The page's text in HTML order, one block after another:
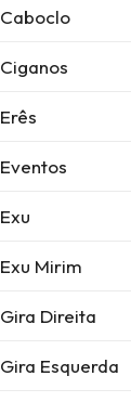
Caboclo
Ciganos
Erês
Eventos
Exu
Exu Mirim
Gira Direita
Gira Esquerda